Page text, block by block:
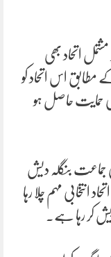
11 جماعتوں پر مشتمل اتحاد بھی
اس اتحاد کو
حمایت حاصل ہو
جماعت بنگلہ دیش
انتخابی مہم چلا رہا
کر رہا ہے۔